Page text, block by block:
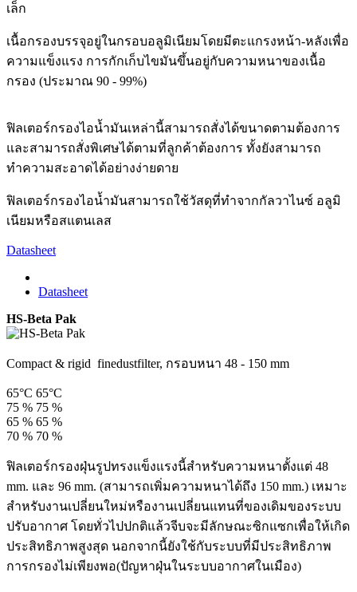
เล็ก
เนื้อกรองบรรจุอยู่ในกรอบอลูมิเนียมโดยมีตะแกรงหน้า-หลังเพื่อ
ความแข็งแรง การกักเก็บไขมันขึ้นอยู่กับความหนาของเนื้อ
กรอง (ประมาณ 90 - 99%)
ฟิลเตอร์กรองไอน้ำมันเหล่านี้สามารถสั่งได้ขนาดตามต้องการ
และสามารถสั่งพิเศษได้ตามที่ลูกค้าต้องการ ทั้งยังสามารถ
ทำความสะอาดได้อย่างง่ายดาย
ฟิลเตอร์กรองไอน้ำมันสามารถใช้วัสดุที่ทำจากกัลวาไนซ์ อลูมิ
เนียมหรือสแตนเลส
Datasheet
Datasheet
HS-Beta Pak
Compact & rigid finedustfilter, กรอบหนา 48 - 150 mm
65°C 65°C
75 % 75 %
65 % 65 %
70 % 70 %
ฟิลเตอร์กรองฝุ่นรูปทรงแข็งแรงนี้สำหรับความหนาตั้งแต่ 48
mm. และ 96 mm. (สามารถเพิ่มความหนาได้ถึง 150 mm.) เหมาะ
สำหรับงานเปลี่ยนใหม่หรืองานเปลี่ยนแทนที่ของเดิมของระบบ
ปรับอากาศ โดยทั่วไปปกติแล้วจีบจะมีลักษณะซิกแซกเพื่อให้เกิด
ประสิทธิภาพสูงสุด นอกจากนี้ยังใช้กับระบบที่มีประสิทธิภาพ
การกรองไม่เพียงพอ(ปัญหาฝุ่นในระบบอากาศในเมือง)